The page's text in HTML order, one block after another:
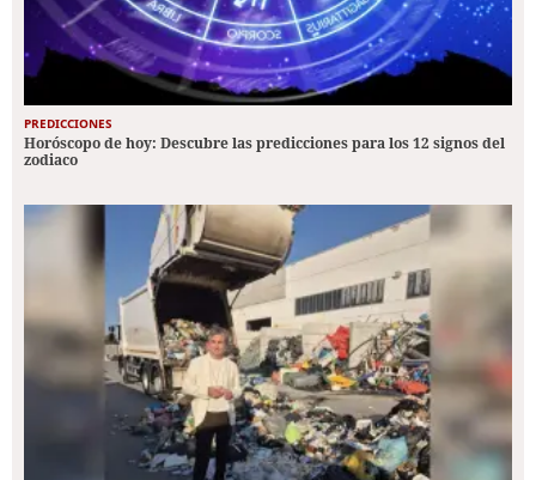
PREDICCIONES
Horóscopo de hoy: Descubre las predicciones para los 12 signos del
zodiaco